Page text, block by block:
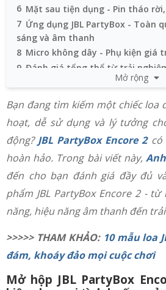
6 Mặt sau tiện dụng - Pin tháo
7 Ứng dụng JBL PartyBox - Toàn
sáng và âm thanh
8 Micro không dây - Phụ kiện giá
9 Đánh giá tổng thể từ trải
Thông số kỹ thuật cơ bản của
11
Kết luận: Có nên mua JBL
12
Mua loa chính hãng tại Đà
Digital - Giá tốt, nghe thử thoải
Mở rộng
Bạn đang tìm kiếm một chiếc loa
hoạt, dễ sử dụng và lý tưởng
động? JBL PartyBox Encore 2có
hoàn hảo. Trong bài viết này,
đến cho bạn đánh giá đầy đủ
phẩm JBL PartyBox Encore 2 -
năng, hiệu năng âm thanh đến
>>>>> THAM KHẢO: 10 mẫu loa
đám, khoáy đảo mọi cuộc chơi
Mở hộp JBL PartyBox